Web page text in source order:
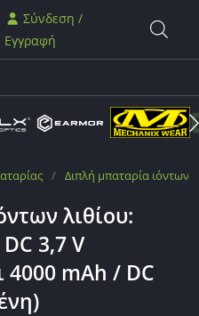
Σύνδεση /
Εγγραφή
/ Διπλή μπαταρία ιόντων
λιθίου:
3,7 V
4000 mAh / DC